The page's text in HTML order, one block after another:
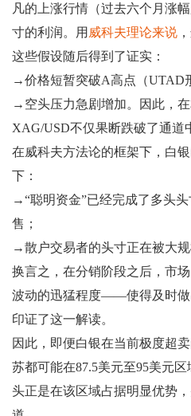
凡的上涨行情（过去六个月涨
寸的利润。用 威科夫理论来说
这些假设随后得到了证实：
→价格短暂突破A高点（UTAD
→空头压力急剧增加。因此，在
XAG/USD不仅果断跌破了通道
在威科夫方法论的框架下，白
下：
→“聪明资金”已经完成了多头
售；
→散户交易者的头寸正在被大规
换言之，在分销阶段之后，市
波动的迅猛程度——使得及时
印证了这一解读。
因此，即便白银在当前极度超
苏都可能在87.5美元至95美元
头正是在该区域占据明显优势